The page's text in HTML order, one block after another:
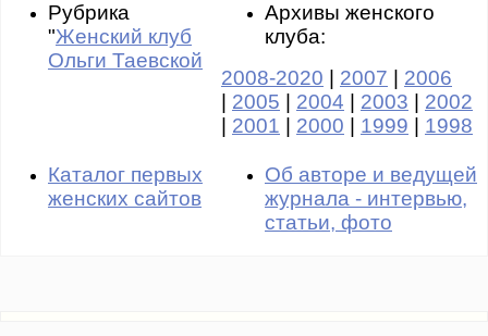
Рубрика
"Женский клуб
Ольги Таевской
Архивы женского
клуба:
2008-2020
2007
2006
2005 2004 2003
2002
2001 2000 1999 1998
Каталог первых
женских сайтов
Об авторе и ведущей
журнала - интервью,
статьи, фото